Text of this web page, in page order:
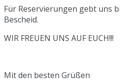
Für Reservierungen gebt uns
Bescheid.
WIR FREUEN UNS AUF EUCH!!!
Mit den besten Grüßen